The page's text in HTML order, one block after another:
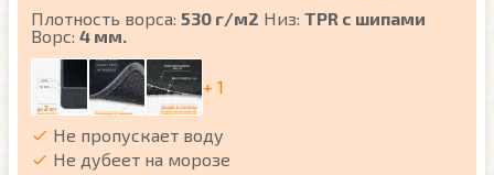
Плотность ворса: 530 г/м2 Низ: TPR с шипами
Ворс: 4 мм.
+ 1
Не пропускает воду
Не дубеет на морозе